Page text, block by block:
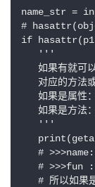
name_str =
#
if
   '''
如果有就可
对应的方法
如果是属性
如果是方法
   '''
# >>>name:
# >>>fun
# 所以如果